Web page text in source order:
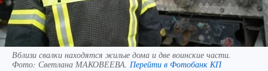
Вблизи свалки находятся жилые дома и две воинские части.
Фото: Светлана МАКОВЕЕВА. Перейти в Фотобанк КП